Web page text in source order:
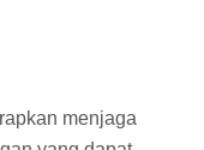
menjaga